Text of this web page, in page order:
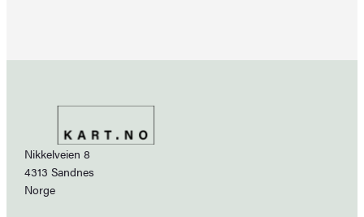
Nikkelveien 8
4313 Sandnes
Norge